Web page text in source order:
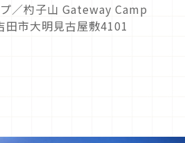
／杓子山 Gateway Camp
市大明見古屋敷4101